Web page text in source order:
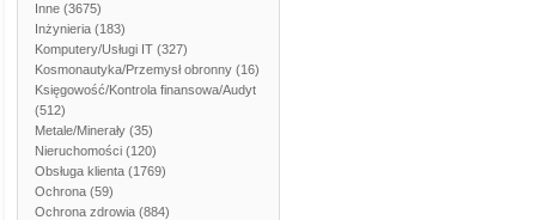
Inne (3675)
Inżynieria (183)
Komputery/Usługi IT (327)
Kosmonautyka/Przemysł obronny (16)
Księgowość/Kontrola finansowa/Audyt
(512)
Metale/Minerały (35)
Nieruchomości (120)
Obsługa klienta (1769)
Ochrona (59)
Ochrona zdrowia (884)